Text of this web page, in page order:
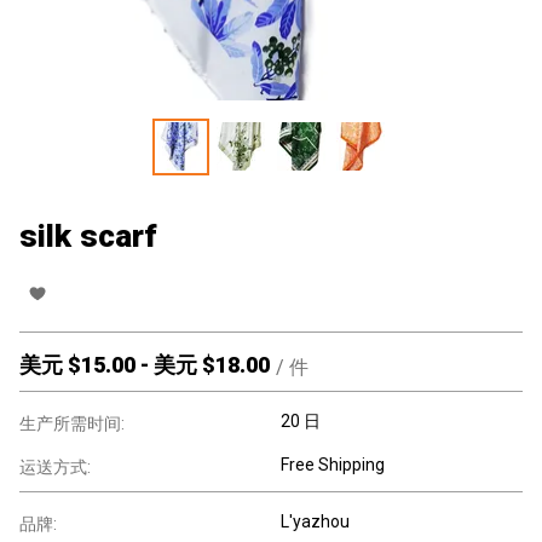
silk scarf
美元 $15.00 - 美元 $18.00 / 件
生产所需时间: 20 日
运送方式: Free Shipping
品牌: L'yazhou